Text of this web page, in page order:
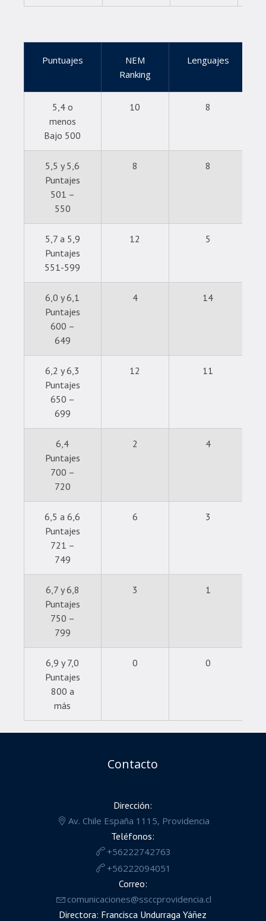
Puntuajes
NEM
Ranking
Lenguajes
5,4 o
menos
Bajo 500
10 8
5,5 y 5,6
Puntajes
501 –
550
8 8
5,7 a 5,9
Puntajes
551-599
12 5
6,0 y 6,1
Puntajes
600 –
649
4 14
6,2 y 6,3
Puntajes
650 –
699
12 11
6,4
Puntajes
700 –
720
2 4
6,5 a 6,6
Puntajes
721 –
749
6 3
6,7 y 6,8
Puntajes
750 –
799
3 1
6,9 y 7,0
Puntajes
800 a
más
0 0
Contacto
Dirección:
Av. Chile España 1115, Providencia
Teléfonos:
+56222742763
+56222094051
Correo:
comunicaciones@ssccprovidencia.cl
Directora: Francisca Undurraga Yáñez